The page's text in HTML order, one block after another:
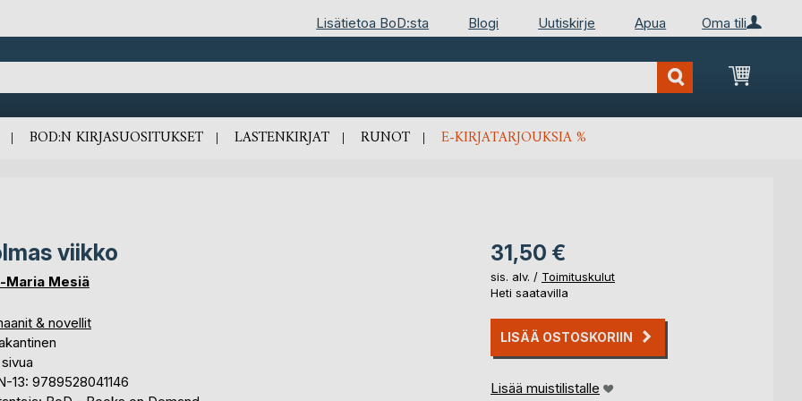
Oma tili
Lisätietoa BoD:sta Blogi Uutiskirje Apua
BOD:N KIRJASUOSITUKSET LASTENKIRJAT RUNOT E-KIRJATARJOUKSIA %
viikko
Maria Mesiä
& novellit
13: 9789528041146
31,50 €
sis. alv. / Toimituskulut
Heti saatavilla
LISÄÄ OSTOSKORIIN
Lisää muistilistalle